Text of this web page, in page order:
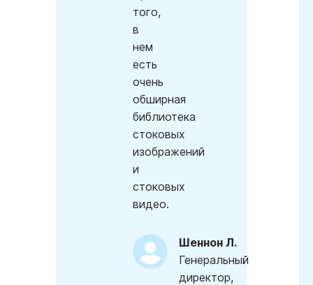
того,
в
нем
есть
очень
обширная
библиотека
стоковых
изображений
и
стоковых
видео.
Шеннон Л.
Генеральный
директор,